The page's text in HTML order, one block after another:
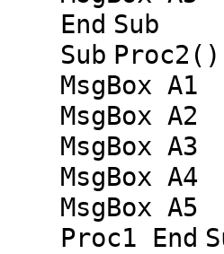
End Sub
Sub
MsgBox A1
MsgBox A2
MsgBox A3
MsgBox A4
MsgBox A5
Proc1 End